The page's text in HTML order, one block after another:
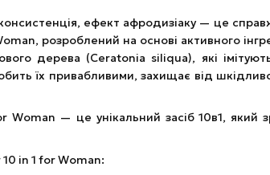
ефект афродизіаку — це
розроблений на основі активного
дерева (Ceratonia siliqua), які
їх привабливими, захищає від
— це унікальний засіб 10в1, який
in 1 for Woman: